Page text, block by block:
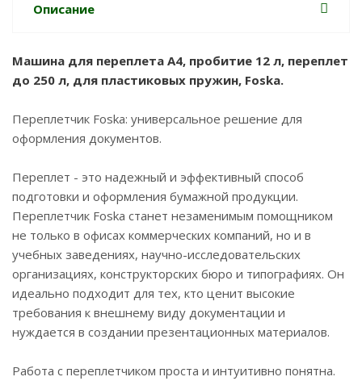
Описание
Машина для переплета А4, пробитие 12 л, переплет
до 250 л, для пластиковых пружин, Foska.
Переплетчик Foska: универсальное решение для
оформления документов.
Переплет - это надежный и эффективный способ
подготовки и оформления бумажной продукции.
Переплетчик Foska станет незаменимым помощником
не только в офисах коммерческих компаний, но и в
учебных заведениях, научно-исследовательских
организациях, конструкторских бюро и типографиях. Он
идеально подходит для тех, кто ценит высокие
требования к внешнему виду документации и
нуждается в создании презентационных материалов.
Работа с переплетчиком проста и интуитивно понятна.